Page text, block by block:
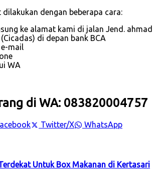
dilakukan dengan beberapa cara:
ke alamat kami di jalan Jend. ahmad
di depan bank BCA
mail
WA
di WA: 083820004757
Twitter/X WhatsApp
Untuk Box Makanan di Kertasari